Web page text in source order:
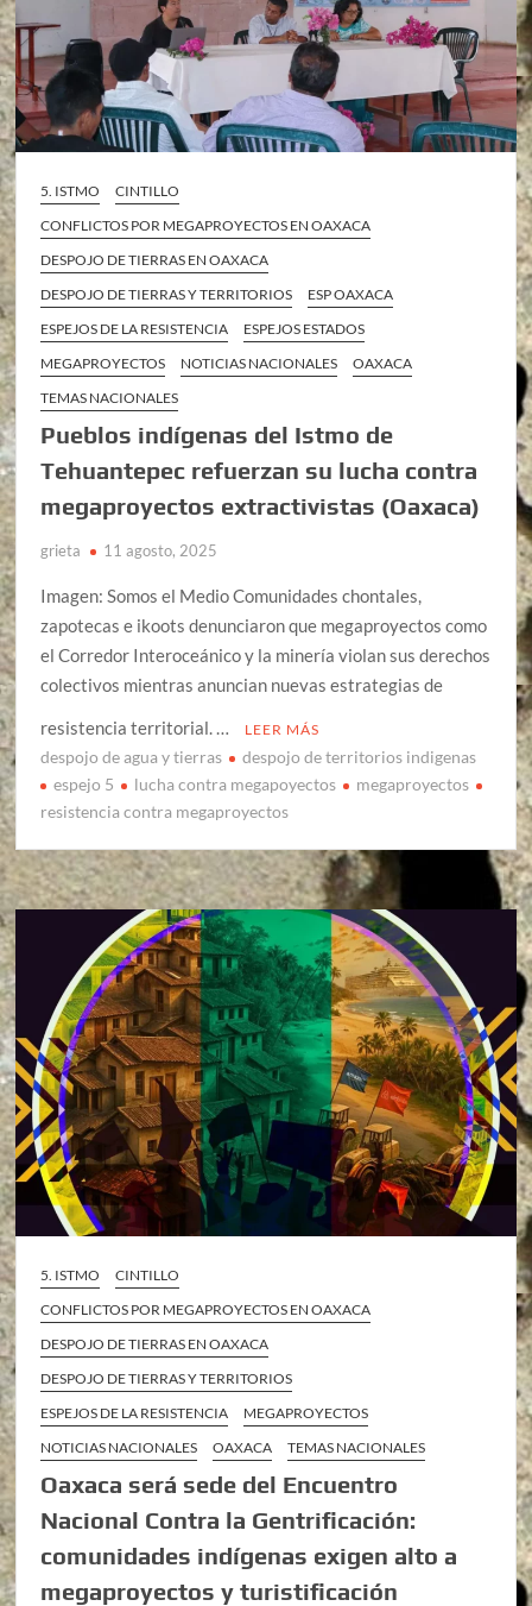
5. ISTMO
CINTILLO
CONFLICTOS POR MEGAPROYECTOS EN OAXACA
DESPOJO DE TIERRAS EN OAXACA
DESPOJO DE TIERRAS Y TERRITORIOS
ESP OAXACA
ESPEJOS DE LA RESISTENCIA
ESPEJOS ESTADOS
MEGAPROYECTOS
NOTICIAS NACIONALES
OAXACA
TEMAS NACIONALES
Pueblos indígenas del Istmo de
Tehuantepec refuerzan su lucha contra
megaproyectos extractivistas (Oaxaca)
grieta 11 agosto, 2025
Imagen: Somos el Medio Comunidades chontales,
zapotecas e ikoots denunciaron que megaproyectos como
el Corredor Interoceánico y la minería violan sus derechos
colectivos mientras anuncian nuevas estrategias de
resistencia territorial. …
LEER MÁS
despojo de agua y tierras
despojo de territorios indigenas
espejo 5
lucha contra megapoyectos
megaproyectos
resistencia contra megaproyectos
5. ISTMO
CINTILLO
CONFLICTOS POR MEGAPROYECTOS EN OAXACA
DESPOJO DE TIERRAS EN OAXACA
DESPOJO DE TIERRAS Y TERRITORIOS
ESPEJOS DE LA RESISTENCIA
MEGAPROYECTOS
NOTICIAS NACIONALES
OAXACA TEMAS NACIONALES
Oaxaca será sede del Encuentro
Nacional Contra la Gentrificación:
comunidades indígenas exigen alto a
megaproyectos y turistificación